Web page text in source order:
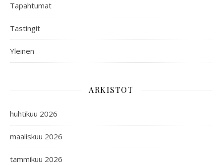
Tapahtumat
Tastingit
Yleinen
ARKISTOT
huhtikuu 2026
maaliskuu 2026
tammikuu 2026